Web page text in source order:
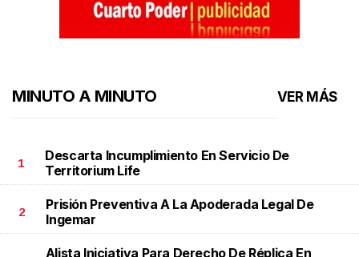
MINUTO A MINUTO VER MÁS
1
Descarta Incumplimiento En Servicio De
Territorium Life
2
Prisión Preventiva A La Apoderada Legal De
Ingemar
Alista Iniciativa Para Derecho De Réplica En